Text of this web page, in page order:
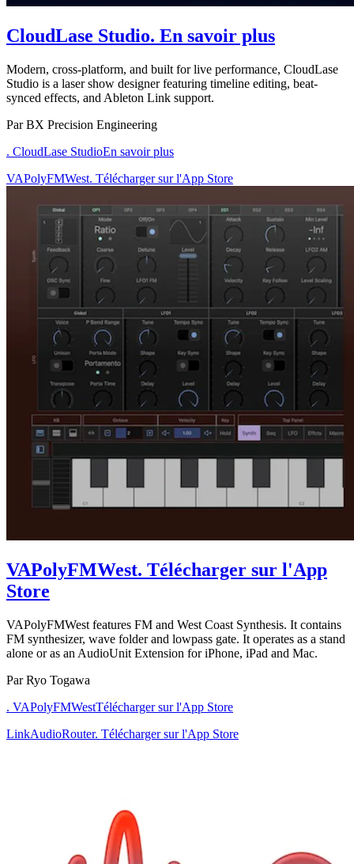
CloudLase Studio. En savoir plus
Modern, cross-platform, and built for live performance, CloudLase
Studio is a laser show designer featuring timeline editing, beat-
synced effects, and Ableton Link support.
Par BX Precision Engineering
. CloudLase StudioEn savoir plus
VAPolyFMWest. Télécharger sur l'App Store
VAPolyFMWest. Télécharger sur l'App
Store
VAPolyFMWest features FM and West Coast Synthesis. It contains
FM synthesizer, wave folder and lowpass gate. It operates as a stand
alone or as an AudioUnit Extension for iPhone, iPad and Mac.
Par Ryo Togawa
. VAPolyFMWestTélécharger sur l'App Store
LinkAudioRouter. Télécharger sur l'App Store